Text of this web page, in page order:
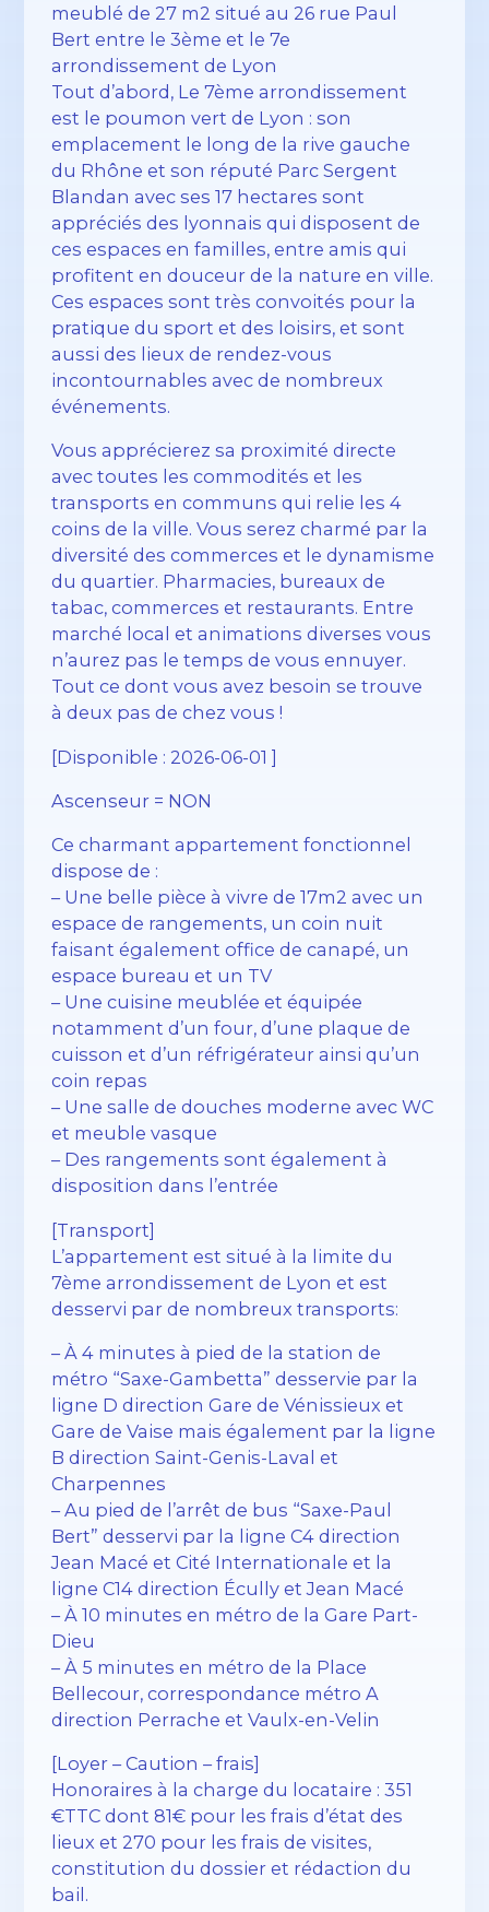
meublé de 27 m2 situé au 26 rue Paul
Bert entre le 3ème et le 7e
arrondissement de Lyon
Tout d’abord, Le 7ème arrondissement
est le poumon vert de Lyon : son
emplacement le long de la rive gauche
du Rhône et son réputé Parc Sergent
Blandan avec ses 17 hectares sont
appréciés des lyonnais qui disposent de
ces espaces en familles, entre amis qui
profitent en douceur de la nature en ville.
Ces espaces sont très convoités pour la
pratique du sport et des loisirs, et sont
aussi des lieux de rendez-vous
incontournables avec de nombreux
événements.
Vous apprécierez sa proximité directe
avec toutes les commodités et les
transports en communs qui relie les 4
coins de la ville. Vous serez charmé par la
diversité des commerces et le dynamisme
du quartier. Pharmacies, bureaux de
tabac, commerces et restaurants. Entre
marché local et animations diverses vous
n’aurez pas le temps de vous ennuyer.
Tout ce dont vous avez besoin se trouve
à deux pas de chez vous !
[Disponible : 2026-06-01 ]
Ascenseur = NON
Ce charmant appartement fonctionnel
dispose de :
– Une belle pièce à vivre de 17m2 avec un
espace de rangements, un coin nuit
faisant également office de canapé, un
espace bureau et un TV
– Une cuisine meublée et équipée
notamment d’un four, d’une plaque de
cuisson et d’un réfrigérateur ainsi qu’un
coin repas
– Une salle de douches moderne avec WC
et meuble vasque
– Des rangements sont également à
disposition dans l’entrée
[Transport]
L’appartement est situé à la limite du
7ème arrondissement de Lyon et est
desservi par de nombreux transports:
– À 4 minutes à pied de la station de
métro “Saxe-Gambetta” desservie par la
ligne D direction Gare de Vénissieux et
Gare de Vaise mais également par la ligne
B direction Saint-Genis-Laval et
Charpennes
– Au pied de l’arrêt de bus “Saxe-Paul
Bert” desservi par la ligne C4 direction
Jean Macé et Cité Internationale et la
ligne C14 direction Écully et Jean Macé
– À 10 minutes en métro de la Gare Part-
Dieu
– À 5 minutes en métro de la Place
Bellecour, correspondance métro A
direction Perrache et Vaulx-en-Velin
[Loyer – Caution – frais]
Honoraires à la charge du locataire : 351
€TTC dont 81€ pour les frais d’état des
lieux et 270 pour les frais de visites,
constitution du dossier et rédaction du
bail.